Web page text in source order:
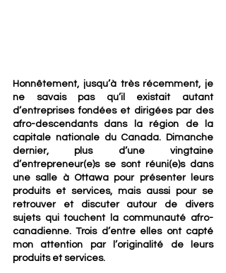
Honnêtement, jusqu’à très récemment, je
ne savais pas qu’il existait autant
d’entreprises fondées et dirigées par des
afro-descendants dans la région de la
capitale nationale du Canada. Dimanche
dernier, plus d’une vingtaine
d’entrepreneur(e)s se sont réuni(e)s dans
une salle à Ottawa pour présenter leurs
produits et services, mais aussi pour se
retrouver et discuter autour de divers
sujets qui touchent la communauté afro-
canadienne. Trois d’entre elles ont capté
mon attention par l’originalité de leurs
produits et services.